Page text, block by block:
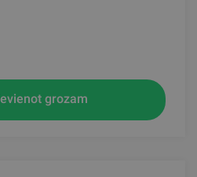
grozam